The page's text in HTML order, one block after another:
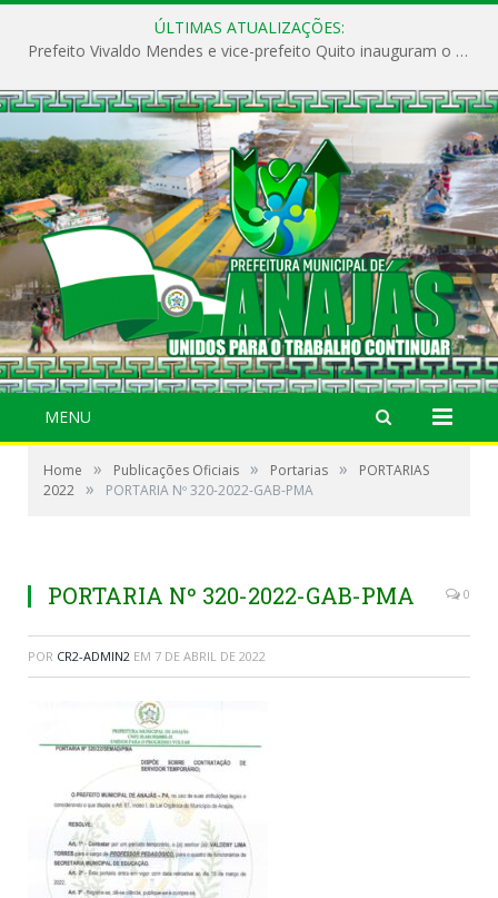
ÚLTIMAS ATUALIZAÇÕES:
Prefeito Vivaldo Mendes e vice-prefeito Quito inauguram o CAPS e fortalecem a saúde pública em Anajás.
MENU
Home » Publicações Oficiais » Portarias »
PORTARIAS
2022 » PORTARIA Nº 320-2022-GAB-PMA
PORTARIA Nº 320-2022-GAB-PMA 0
POR CR2-ADMIN2 EM 7 DE ABRIL DE 2022